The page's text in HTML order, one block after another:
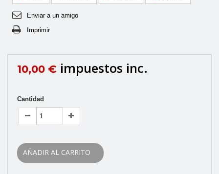
Enviar a un amigo
Imprimir
10,00 € impuestos inc.
Cantidad
AÑADIR AL CARRITO